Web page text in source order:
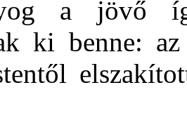
a jövő
ki benne: